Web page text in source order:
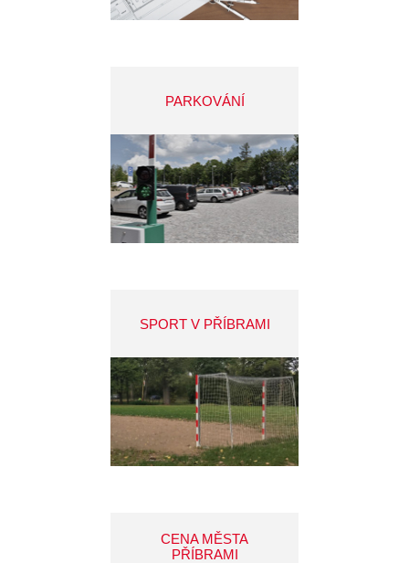
PARKOVÁNÍ
SPORT V PŘÍBRAMI
CENA MĚSTA
PŘÍBRAMI